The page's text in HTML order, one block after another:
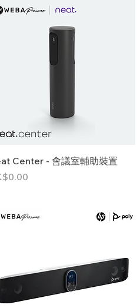
Center - 會議室輔助裝置